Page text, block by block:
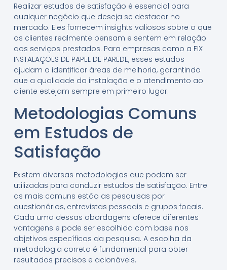
Realizar estudos de satisfação é essencial para
qualquer negócio que deseja se destacar no
mercado. Eles fornecem insights valiosos sobre o que
os clientes realmente pensam e sentem em relação
aos serviços prestados. Para empresas como a FIX
INSTALAÇÕES DE PAPEL DE PAREDE, esses estudos
ajudam a identificar áreas de melhoria, garantindo
que a qualidade da instalação e o atendimento ao
cliente estejam sempre em primeiro lugar.
Metodologias Comuns
em Estudos de
Satisfação
Existem diversas metodologias que podem ser
utilizadas para conduzir estudos de satisfação. Entre
as mais comuns estão as pesquisas por
questionários, entrevistas pessoais e grupos focais.
Cada uma dessas abordagens oferece diferentes
vantagens e pode ser escolhida com base nos
objetivos específicos da pesquisa. A escolha da
metodologia correta é fundamental para obter
resultados precisos e acionáveis.